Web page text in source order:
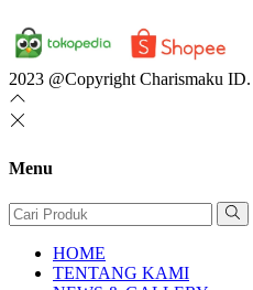
2023 @Copyright Charismaku
Menu
HOME
TENTANG KAMI